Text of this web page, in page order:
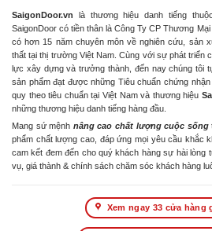
SaigonDoor.vn là thương hiệu danh tiếng
SaigonDoor có tiền thân là Công Ty CP Thương
có hơn 15 năm chuyên môn về nghiên cứu, sản
thất tại thị trường Việt Nam. Cùng với sự phát triển
lực xây dựng và trưởng thành, đến nay chúng tôi
sản phẩm đạt được những Tiêu chuẩn chứng
quy theo tiêu chuẩn tại Việt Nam và thương hiệu
những thương hiệu danh tiếng hàng đầu.
Mang sứ mệnh nâng cao chất lượng cuộc sống
phẩm chất lượng cao, đáp ứng mọi yêu cầu khắc
cam kết đem đến cho quý khách hàng sự hài lòng
vụ, giá thành & chính sách chăm sóc khách hàng
Xem ngay 33 cửa hàng